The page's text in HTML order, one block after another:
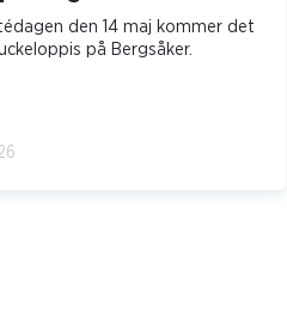
den 14 maj kommer det
på Bergsåker.